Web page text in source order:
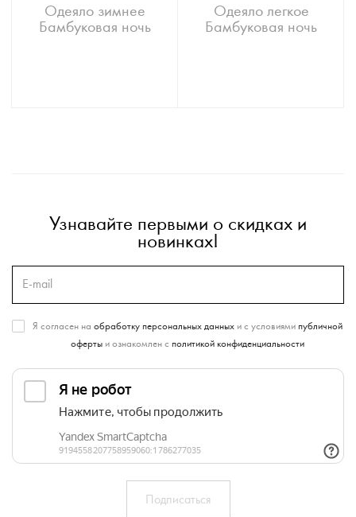
Одеяло зимнее
Бамбуковая ночь
Одеяло легкое
Бамбуковая ночь
Узнавайте первыми о скидках и
новинках!
Я согласен на обработку персональных данныхи с условиями публичной
офертыи ознакомлен с политикой конфиденциальности